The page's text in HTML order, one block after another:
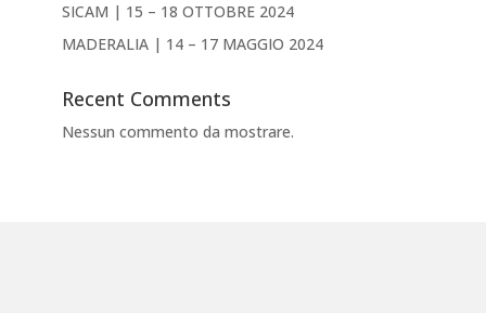
SICAM | 15 – 18 OTTOBRE 2024
MADERALIA | 14 – 17 MAGGIO 2024
Recent Comments
Nessun commento da mostrare.